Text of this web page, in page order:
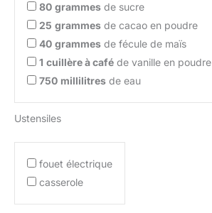
80 grammes de sucre
25 grammes de cacao en poudre
40 grammes de fécule de maïs
1 cuillère à café de vanille en poudre
750 millilitres de eau
Ustensiles
fouet électrique
casserole